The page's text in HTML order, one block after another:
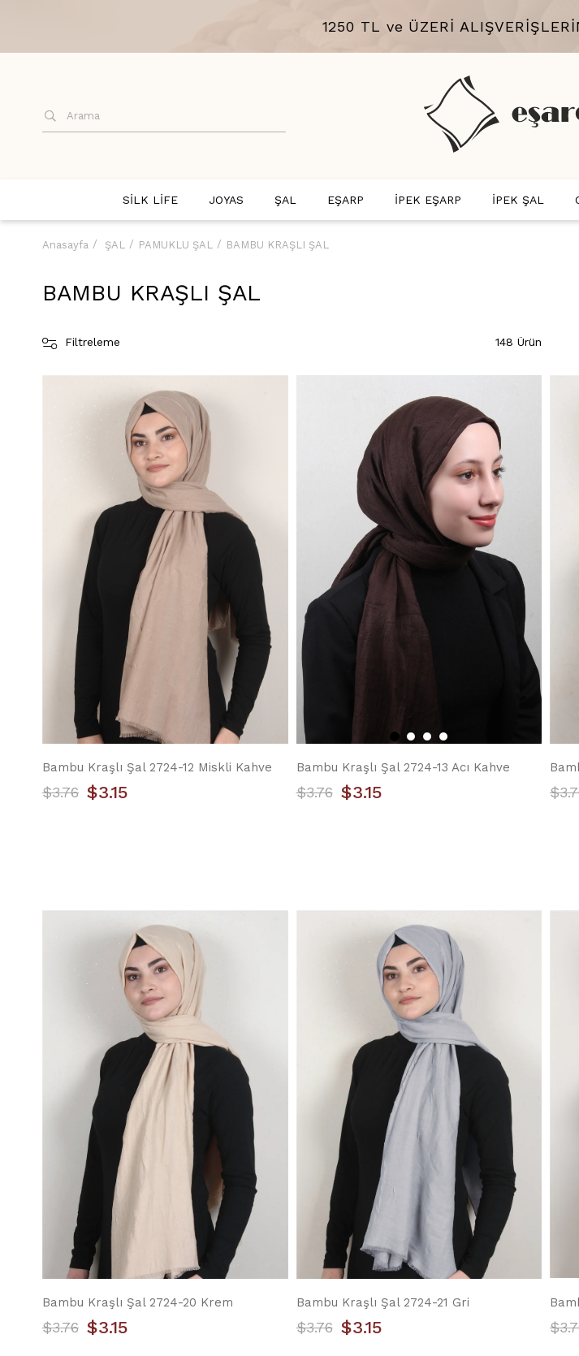
1250 TL ve ÜZERİ
SİLK LİFE JOYAS ŞAL EŞARP İPEK EŞARP İPEK ŞAL
Anasayfa ŞAL PAMUKLU ŞAL BAMBU KRAŞLI ŞAL
BAMBU KRAŞLI ŞAL
Filtreleme 148 Ürün
Bambu Kraşlı Şal 2724-12 Miskli Kahve
$3.15
$3.76
Bambu Kraşlı Şal 2724-13 Acı Kahve
$3.15
$3.76
Bambu Kraşlı Şal 2724-20 Krem
$3.15
$3.76
Bambu Kraşlı Şal 2724-21 Gri
$3.15
$3.76